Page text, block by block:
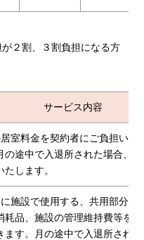
２割、３割負担になる方
サービス内容
室料金を契約者にご負担いた
の途中で入退所された場合、
たします。
施設で使用する、共用部分の
耗品、施設の管理維持費等を
ます。月の途中で入退所され